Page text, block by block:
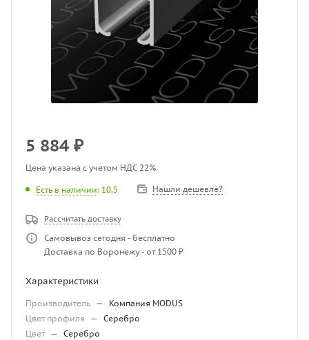
5 884 ₽
Цена указана с учетом НДС 22%
Есть в наличии: 10.5 Нашли дешевле?
Рассчитать доставку
Самовывоз сегодня - бесплатно
Доставка по Воронежу - от 1500 ₽
Характеристики
Производитель —
Компания MODUS
Цвет профиля
— Серебро
Цвет — Серебро